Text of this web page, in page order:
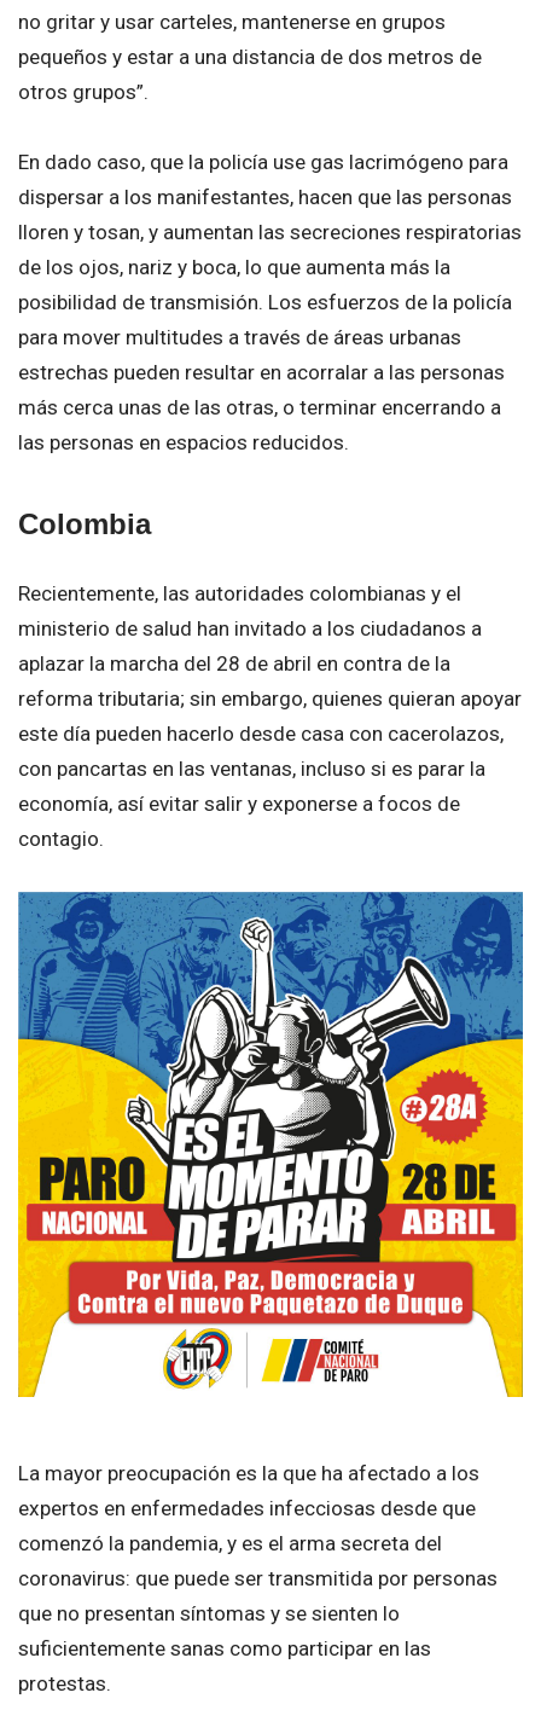
no gritar y usar carteles, mantenerse en grupos
pequeños y estar a una distancia de dos metros de
otros grupos”.
En dado caso, que la policía use gas lacrimógeno para
dispersar a los manifestantes, hacen que las personas
lloren y tosan, y aumentan las secreciones respiratorias
de los ojos, nariz y boca, lo que aumenta más la
posibilidad de transmisión. Los esfuerzos de la policía
para mover multitudes a través de áreas urbanas
estrechas pueden resultar en acorralar a las personas
más cerca unas de las otras, o terminar encerrando a
las personas en espacios reducidos.
Colombia
Recientemente, las autoridades colombianas y el
ministerio de salud han invitado a los ciudadanos a
aplazar la marcha del 28 de abril en contra de la
reforma tributaria; sin embargo, quienes quieran apoyar
este día pueden hacerlo desde casa con cacerolazos,
con pancartas en las ventanas, incluso si es parar la
economía, así evitar salir y exponerse a focos de
contagio.
La mayor preocupación es la que ha afectado a los
expertos en enfermedades infecciosas desde que
comenzó la pandemia, y es el arma secreta del
coronavirus: que puede ser transmitida por personas
que no presentan síntomas y se sienten lo
suficientemente sanas como participar en las
protestas.